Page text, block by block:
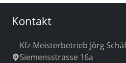
Kontakt
Kfz-Meisterbetrieb Jörg
Siemensstrasse 16a